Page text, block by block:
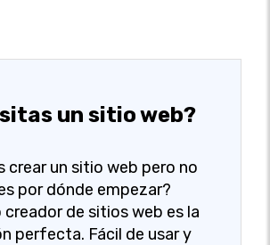
un sitio web?
crear un sitio web pero no
por dónde empezar?
creador de sitios web es la
perfecta. Fácil de usar y